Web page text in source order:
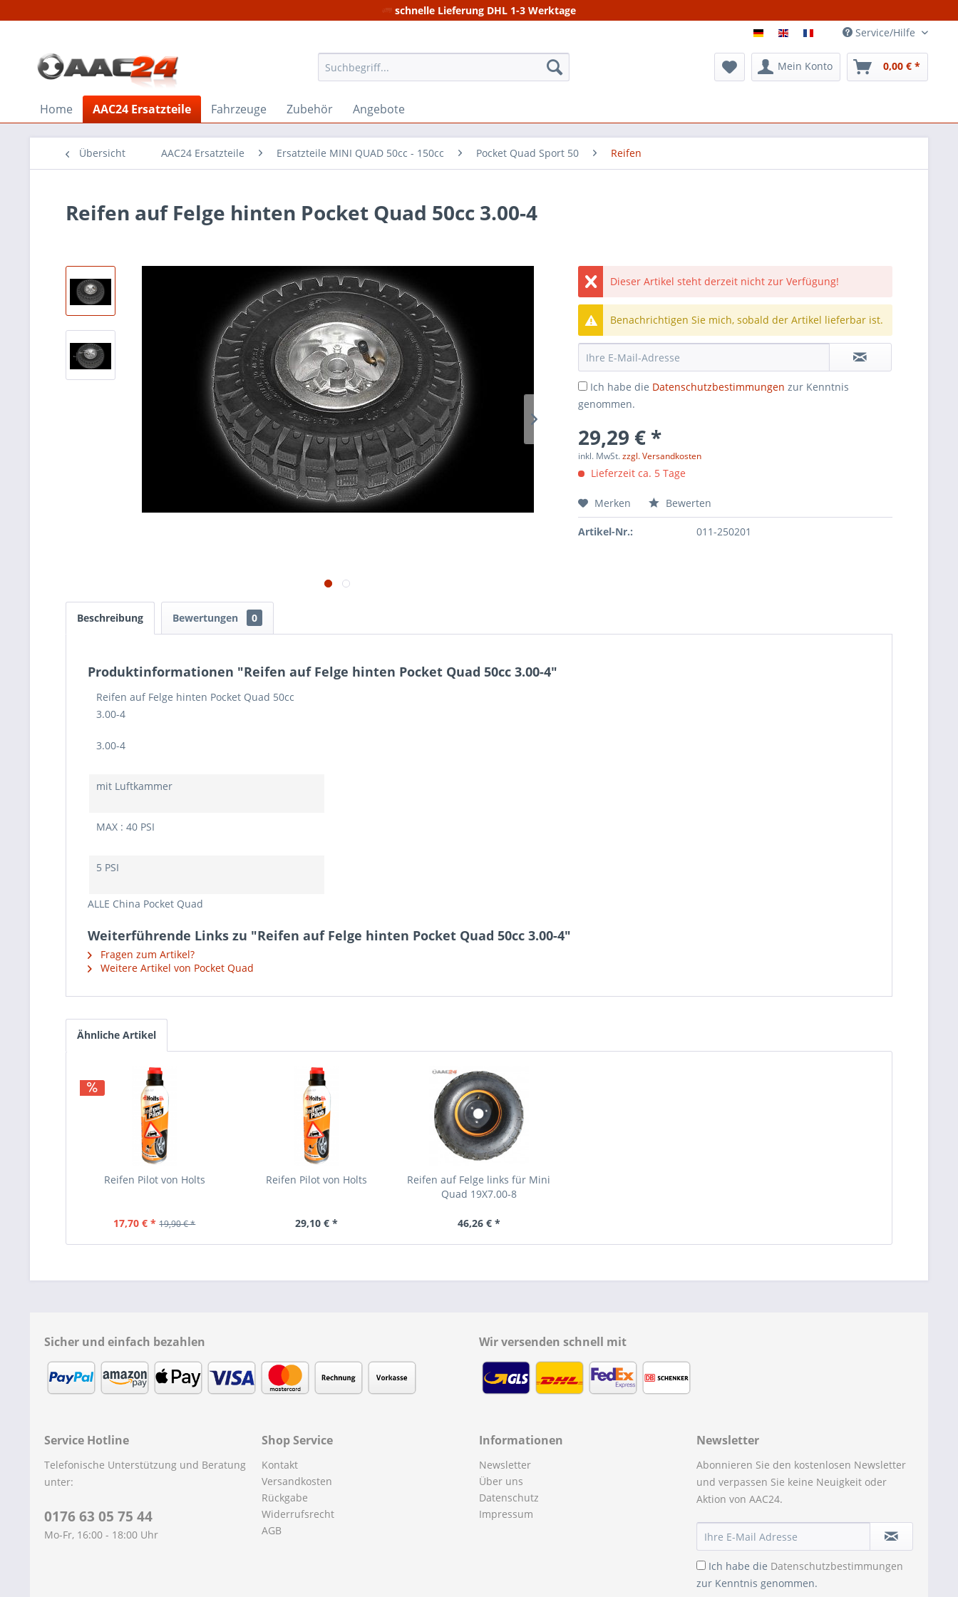
schnelle Lieferung DHL 1-3 Werktage
Service/Hilfe
Mein Konto 0,00 € *
Home AAC24 Ersatzteile Fahrzeuge Zubehör Angebote
Übersicht AAC24 Ersatzteile Ersatzteile MINI QUAD 50cc - 150cc Pocket Quad Sport 50 Reifen
Reifen auf Felge hinten Pocket Quad 50cc 3.00-4
Dieser Artikel steht derzeit nicht zur Verfügung!
Benachrichtigen Sie mich, sobald der Artikel lieferbar ist.
Ich habe die Datenschutzbestimmungen zur Kenntnis
genommen.
29,29 € *
inkl. MwSt.zzgl. Versandkosten
Lieferzeit ca. 5 Tage
Merken Bewerten
Artikel-Nr.: 011-250201
Beschreibung Bewertungen 0
Produktinformationen "Reifen auf Felge hinten Pocket Quad 50cc 3.00-4"
Reifen auf Felge hinten Pocket Quad 50cc
3.00-4
3.00-4
mit Luftkammer
MAX : 40 PSI
5 PSI
ALLE China Pocket Quad
Weiterführende Links zu "Reifen auf Felge hinten Pocket Quad 50cc 3.00-4"
Fragen zum Artikel?
Weitere Artikel von Pocket Quad
Ähnliche Artikel
Reifen Pilot von Holts
17,70 € * 19,90 € *
Reifen Pilot von Holts
29,10 € *
Reifen auf Felge links für Mini
Quad 19X7.00-8
46,26 € *
Sicher und einfach bezahlen Wir versenden schnell mit
Service Hotline
Telefonische Unterstützung und Beratung
unter:
0176 63 05 75 44
Mo-Fr, 16:00 - 18:00 Uhr
Shop Service
Kontakt
Versandkosten
Rückgabe
Widerrufsrecht
AGB
Informationen
Newsletter
Über uns
Datenschutz
Impressum
Newsletter
Abonnieren Sie den kostenlosen Newsletter
und verpassen Sie keine Neuigkeit oder
Aktion von AAC24.
Ich habe die Datenschutzbestimmungen
zur Kenntnis genommen.